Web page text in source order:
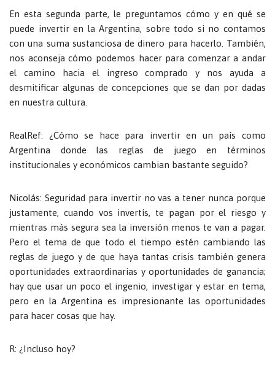
En esta segunda parte, le preguntamos cómo y en qué se
puede invertir en la Argentina, sobre todo si no contamos
con una suma sustanciosa de dinero para hacerlo. También,
nos aconseja cómo podemos hacer para comenzar a andar
el camino hacia el ingreso comprado y nos ayuda a
desmitificar algunas de concepciones que se dan por dadas
en nuestra cultura.
RealRef: ¿Cómo se hace para invertir en un país como
Argentina donde las reglas de juego en términos
institucionales y económicos cambian bastante seguido?
Nicolás: Seguridad para invertir no vas a tener nunca porque
justamente, cuando vos invertís, te pagan por el riesgo y
mientras más segura sea la inversión menos te van a pagar.
Pero el tema de que todo el tiempo estén cambiando las
reglas de juego y de que haya tantas crisis también genera
oportunidades extraordinarias y oportunidades de ganancia;
hay que usar un poco el ingenio, investigar y estar en tema,
pero en la Argentina es impresionante las oportunidades
para hacer cosas que hay.
R: ¿Incluso hoy?